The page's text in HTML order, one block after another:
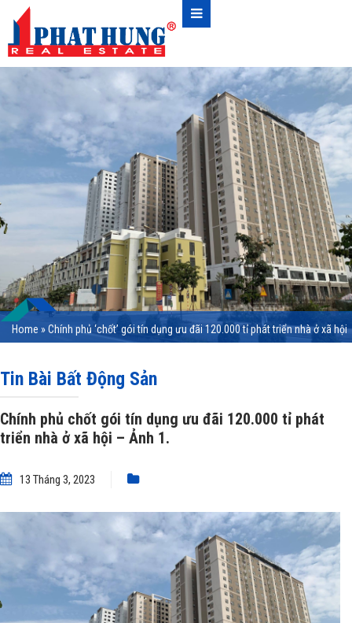
Home »Chính phủ ‘chốt’ gói tín dụng ưu đãi 120.000 tỉ phát triển nhà ở xã hội
Tin Bài Bất Động Sản
Chính phủ chốt gói tín dụng ưu đãi 120.000 tỉ phát
triển nhà ở xã hội – Ảnh 1.
13 Tháng 3, 2023